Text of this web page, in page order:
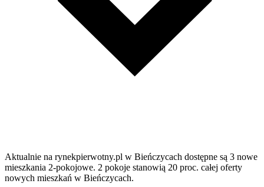
Aktualnie na rynekpierwotny.pl w Bieńczycach dostępne są 3 nowe
mieszkania 2-pokojowe. 2 pokoje stanowią 20 proc. całej oferty
nowych mieszkań w Bieńczycach.